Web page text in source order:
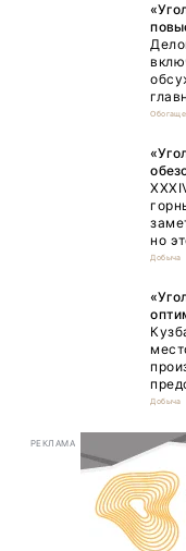
но
Добыча
Добыча
РЕКЛАМА